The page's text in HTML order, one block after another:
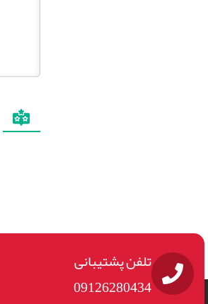
تلفن پشتیبانی
09126280434